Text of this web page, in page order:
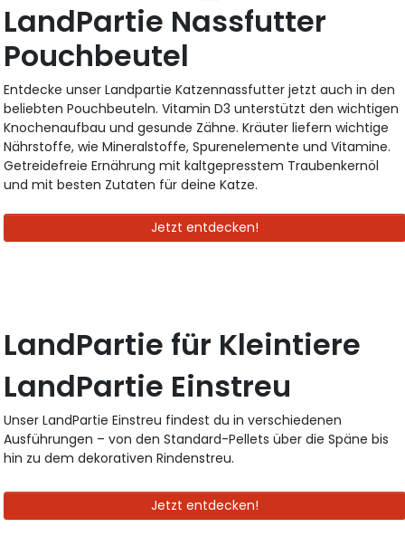
LandPartie Nassfutter
Pouchbeutel
Entdecke unser Landpartie Katzennassfutter jetzt auch in den
beliebten Pouchbeuteln. Vitamin D3 unterstützt den wichtigen
Knochenaufbau und gesunde Zähne. Kräuter liefern wichtige
Nährstoffe, wie Mineralstoffe, Spurenelemente und Vitamine.
Getreidefreie Ernährung mit kaltgepresstem Traubenkernöl
und mit besten Zutaten für deine Katze.
Jetzt entdecken!
LandPartie für Kleintiere
LandPartie Einstreu
Unser LandPartie Einstreu findest du in verschiedenen
Ausführungen – von den Standard-Pellets über die Späne bis
hin zu dem dekorativen Rindenstreu.
Jetzt entdecken!